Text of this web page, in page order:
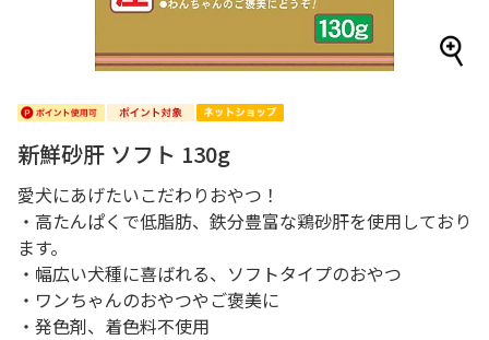
新鮮砂肝 ソフト 130g
愛犬にあげたいこだわりおやつ！
・高たんぱくで低脂肪、鉄分豊富な鶏砂肝を使用しており
ます。
・幅広い犬種に喜ばれる、ソフトタイプのおやつ
・ワンちゃんのおやつやご褒美に
・発色剤、着色料不使用